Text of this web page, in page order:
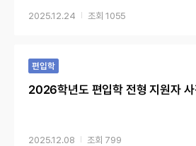
2025.12.24 1055
편입학
2026학년도 편입학 전형 지원자 사
2025.12.08 799